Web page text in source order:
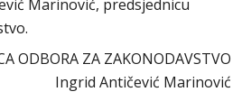
Marinović, predsjednicu
ODBORA ZA ZAKONODAVSTVO
Ingrid Antičević Marinović